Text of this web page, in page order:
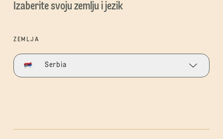
Izaberite svoju zemlju i jezik
ZEMLJA
Serbia